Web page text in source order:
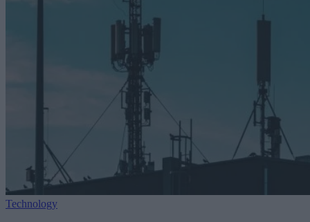
Technology